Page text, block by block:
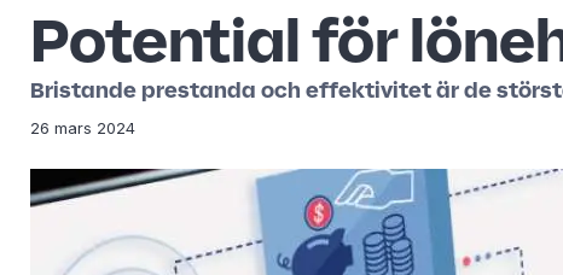
Potential för
Bristande prestanda och effektivitet är de
26 mars 2024